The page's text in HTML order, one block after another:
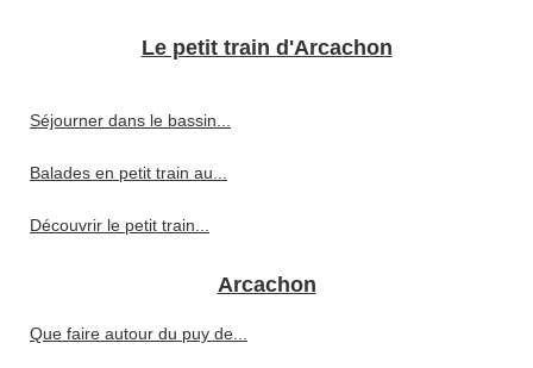
Le petit train d'Arcachon
Séjourner dans le bassin...
Balades en petit train au...
Découvrir le petit train...
Arcachon
Que faire autour du puy de...